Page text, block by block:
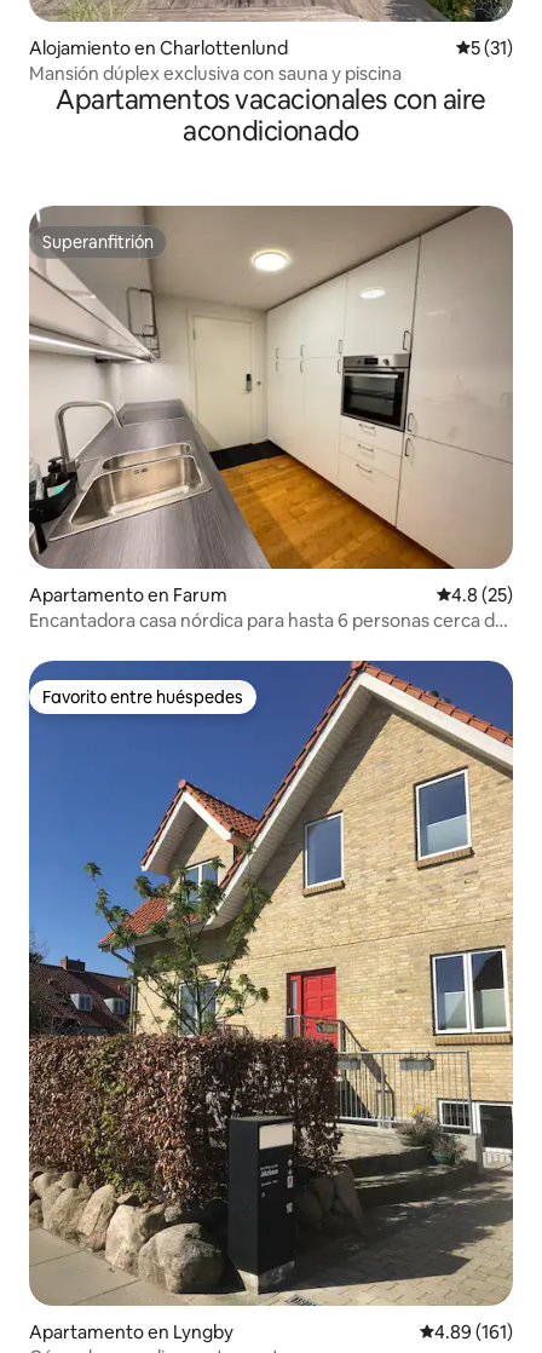
Alojamiento en Charlottenlund
5 (31)
Mansión dúplex exclusiva con sauna y piscina
Apartamentos vacacionales con aire
acondicionado
Superanfitrión
Superanfitrión
Apartamento en Farum Calificación
4.8 (25)
Encantadora casa nórdica para hasta 6 personas cerca de
Favorito entre huéspedes
Favorito entre huéspedes
Apartamento en Lyngby Calificación
4.89 (161)